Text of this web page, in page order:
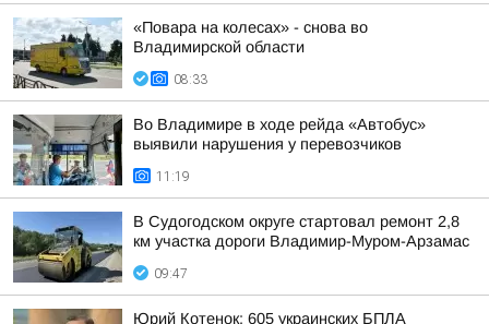
«Повара на колесах» - снова во
Владимирской области
08:33
Во Владимире в ходе рейда «Автобус»
выявили нарушения у перевозчиков
11:19
В Судогодском округе стартовал ремонт 2,8
км участка дороги Владимир-Муром-Арзамас
09:47
Юрий Котенок: 605 украинских БПЛА